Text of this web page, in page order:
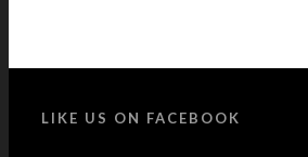
LIKE US ON FACEBOOK